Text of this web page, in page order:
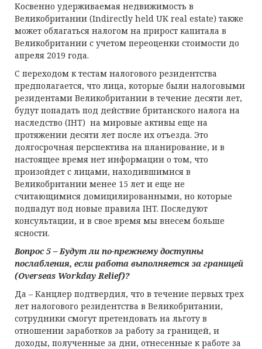
Косвенно удерживаемая недвижимость в
Великобритании (Indirectly held UK real estate) также
может облагаться налогом на прирост капитала в
Великобритании с учетом переоценки стоимости до
апреля 2019 года.
С переходом к тестам налогового резидентства
предполагается, что лица, которые были налоговыми
резидентами Великобритании в течение десяти лет,
будут попадать под действие британского налога на
наследство (IHT) на мировые активы еще на
протяжении десяти лет после их отъезда. Это
долгосрочная перспектива на планирование, и в
настоящее время нет информации о том, что
произойдет с лицами, находившимися в
Великобритании менее 15 лет и еще не
считающимися домицилированными, но которые
подпадут под новые правила IHT. Последуют
консультации, и в свое время мы внесем больше
ясности.
Вопрос 5 – Будут ли по-прежнему доступны
послабления, если работа выполняется за границей
(Overseas Workday Relief)?
Да – Канцлер подтвердил, что в течение первых трех
лет налогового резидентства в Великобритании,
сотрудники смогут претендовать на льготу в
отношении заработков за работу за границей, и
доходы, полученные за дни, отнесенные к работе за